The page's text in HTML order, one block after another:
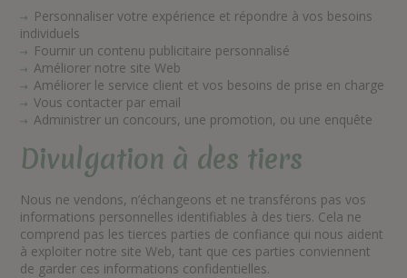
Personnaliser votre expérience et répondre à vos besoins
individuels
Fournir un contenu publicitaire personnalisé
Améliorer notre site Web
Améliorer le service client et vos besoins de prise en charge
Vous contacter par email
Administrer un concours, une promotion, ou une enquête
Divulgation à des tiers
Nous ne vendons, n’échangeons et ne transférons pas vos
informations personnelles identifiables à des tiers. Cela ne
comprend pas les tierces parties de confiance qui nous aident
à exploiter notre site Web, tant que ces parties conviennent
de garder ces informations confidentielles.